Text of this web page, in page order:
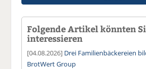
Folgende Artikel könnten
interessieren
[04.08.2026] Drei Familienbäckereien
BrotWert Group